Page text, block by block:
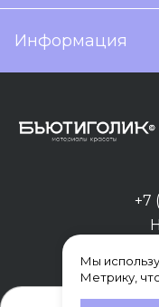
Информация
+7
Мы
Метрику,